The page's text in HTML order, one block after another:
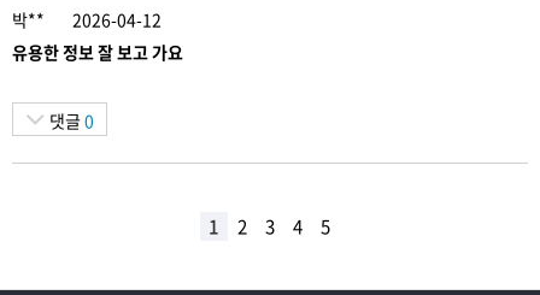
박**
2026-04-12
유용한 정보 잘 보고 가요
댓글 0
1 2 3 4 5